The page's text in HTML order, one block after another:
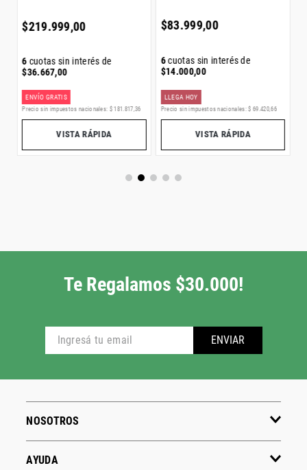
$219.999,00
6 cuotas sin interés de
$36.667,00
ENVÍO GRATIS
Precio sin impuestos nacionales: $ 181 817 36
VISTA RÁPIDA
$83.999,00
6cuotas sin interés de
$14.000,00
LLEGA HOY
Precio sin impuestos nacionales: $ 69 420,66
VISTA RÁPIDA
Te Regalamos $30.000!
ENVIAR
NOSOTROS
AYUDA